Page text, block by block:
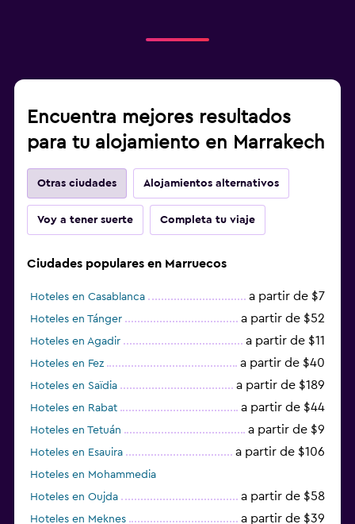
Encuentra mejores resultados
para tu alojamiento en Marrakech
Otras ciudades Alojamientos alternativos
Voy a tener suerte Completa tu viaje
Ciudades populares en Marruecos
Hoteles en Casablanca a partir de $7
Hoteles en Tánger a partir de $52
Hoteles en Agadir a partir de $11
Hoteles en Fez a partir de $40
Hoteles en Saïdia a partir de $189
Hoteles en Rabat a partir de $44
Hoteles en Tetuán a partir de $9
Hoteles en Esauira a partir de $106
Hoteles en Mohammedia
Hoteles en Oujda
a partir de $58
Hoteles en Meknes a partir de $39